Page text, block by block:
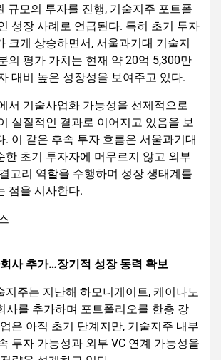
규모의 투자를 진행, 기술지주 포트폴
성장 사례로 언급된다. 특히 초기 투자
크게 상승하면서, 서울과기대 기술지
의 평가 가치는 현재 약 20억 5,300만
대비 높은 성장성을 보여주고 있다.
서 기술사업화 가능성을 선제적으로
실질적인 결과로 이어지고 있음을 보
. 이 같은 후속 투자 흐름은 서울과기대
한 초기 투자자에 머무르지 않고 외부
고리 역할을 수행하며 성장 생태계를
점을 시사한다.
사 추가…장기적 성장 동력 확보
지주는 지난해 하모니게이트, 케이나노
사를 추가하며 포트폴리오를 한층 강
은 아직 초기 단계지만, 기술지주 내부
투자 가능성과 외부 VC 연계 가능성을